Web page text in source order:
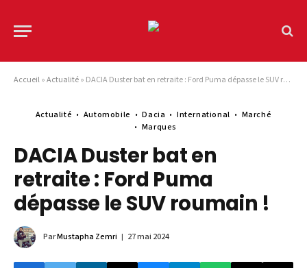
Accueil»Actualité» DACIA Duster bat en retraite : Ford Puma dépasse le SUV roumain !
Actualité Automobile Dacia International
Marché
Marques
DACIA Duster bat en
retraite : Ford Puma
dépasse le SUV roumain !
ParMustapha Zemri 27 mai 2024